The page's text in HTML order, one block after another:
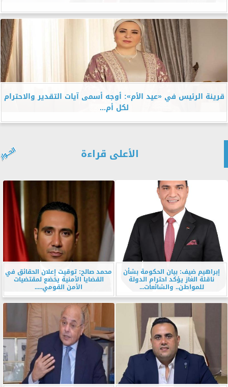
قرينة الرئيس في «عيد الأم»: أوجه أسمى آيات التقدير والاحترام
لكل أم...
الأعلى قراءة
إبراهيم ضيف: بيان الحكومة بشأن
ناقلة الغاز يؤكد احترام الدولة
للمواطن.. والشائعات...
محمد صالح: توقيت إعلان الحقائق في
القضايا الأمنية يخضع لمقتضيات
الأمن القومي.....